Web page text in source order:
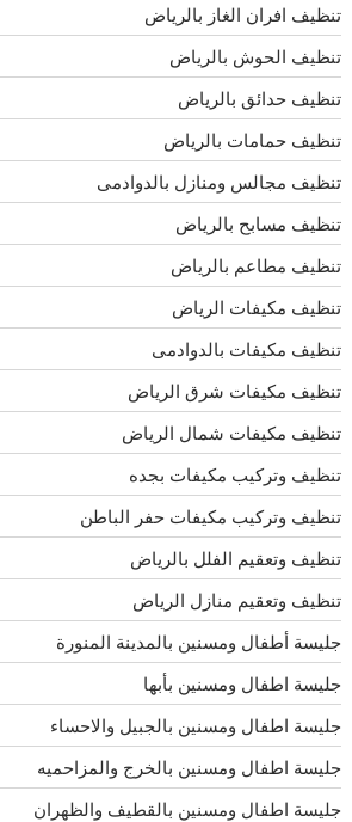
تنظيف افران الغاز بالرياض
تنظيف الحوش بالرياض
تنظيف حدائق بالرياض
تنظيف حمامات بالرياض
تنظيف مجالس ومنازل بالدوادمى
تنظيف مسابح بالرياض
تنظيف مطاعم بالرياض
تنظيف مكيفات الرياض
تنظيف مكيفات بالدوادمى
تنظيف مكيفات شرق الرياض
تنظيف مكيفات شمال الرياض
تنظيف وتركيب مكيفات بجده
تنظيف وتركيب مكيفات حفر الباطن
تنظيف وتعقيم الفلل بالرياض
تنظيف وتعقيم منازل الرياض
جليسة أطفال ومسنين بالمدينة المنورة
جليسة اطفال ومسنين بأبها
جليسة اطفال ومسنين بالجبيل والاحساء
جليسة اطفال ومسنين بالخرج والمزاحميه
جليسة اطفال ومسنين بالقطيف والظهران